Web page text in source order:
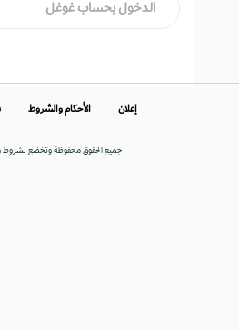
الدخول بحساب غوغل
جميع الحقوق محفوظة وتخضع لشروط
إعلان الأحكام والشروط